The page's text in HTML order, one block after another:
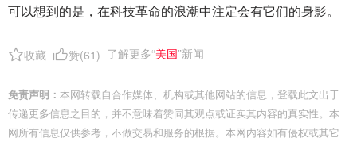
可以想到的是，在科技革命的浪潮中注定会有它们的身影。
收藏 赞(61 ) 了解更多“美国”新闻
免责声明： 本网转载自合作媒体、机构或其他网站的信息，登载此文出于
传递更多信息之目的，并不意味着赞同其观点或证实其内容的真实性。本
网所有信息仅供参考，不做交易和服务的根据。本网内容如有侵权或其它